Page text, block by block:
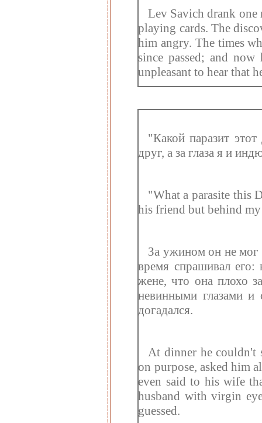
Lev Savich drank one
playing cards. The
him angry. The times
since passed; and
unpleasant to hear that
"Какой паразит
друг, а за глаза я и
"What a parasite this
his friend but behind
За ужином он не мог
время спрашивал
жене, что она плохо
невинными глазами
догадался.
At dinner he couldn't
on purpose, asked him
even said to his wife
husband with virgin
guessed.